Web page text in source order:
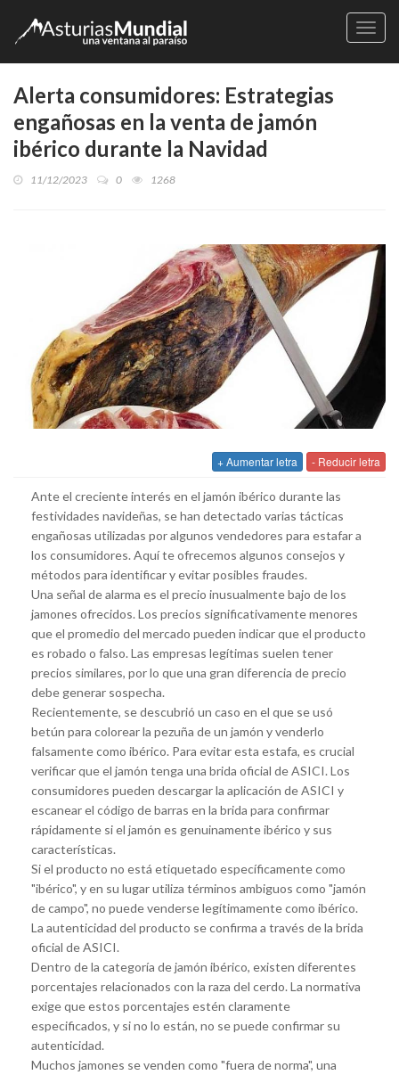
Alerta consumidores: Estrategias
engañosas en la venta de jamón
ibérico durante la Navidad
11/12/2023 0 1268
+ Aumentar letra - Reducir letra
Ante el creciente interés en el jamón ibérico durante las
festividades navideñas, se han detectado varias tácticas
engañosas utilizadas por algunos vendedores para estafar a
los consumidores. Aquí te ofrecemos algunos consejos y
métodos para identificar y evitar posibles fraudes.
Una señal de alarma es el precio inusualmente bajo de los
jamones ofrecidos. Los precios significativamente menores
que el promedio del mercado pueden indicar que el producto
es robado o falso. Las empresas legítimas suelen tener
precios similares, por lo que una gran diferencia de precio
debe generar sospecha.
Recientemente, se descubrió un caso en el que se usó
betún para colorear la pezuña de un jamón y venderlo
falsamente como ibérico. Para evitar esta estafa, es crucial
verificar que el jamón tenga una brida oficial de ASICI. Los
consumidores pueden descargar la aplicación de ASICI y
escanear el código de barras en la brida para confirmar
rápidamente si el jamón es genuinamente ibérico y sus
características.
Si el producto no está etiquetado específicamente como
"ibérico", y en su lugar utiliza términos ambiguos como "jamón
de campo", no puede venderse legítimamente como ibérico.
La autenticidad del producto se confirma a través de la brida
oficial de ASICI.
Dentro de la categoría de jamón ibérico, existen diferentes
porcentajes relacionados con la raza del cerdo. La normativa
exige que estos porcentajes estén claramente
especificados, y si no lo están, no se puede confirmar su
autenticidad.
Muchos jamones se venden como "fuera de norma", una